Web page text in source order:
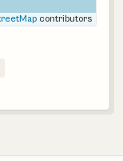
contributors